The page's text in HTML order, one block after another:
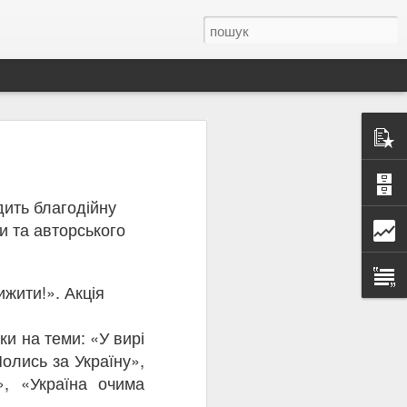
благодійну
та авторського
Акція
на теми: «У вирі
за Україну»,
«Україна очима
Теліга —
українських
самоідентичності
Україні та її
страху. Вона писала
слово було не
українських
відмовилася